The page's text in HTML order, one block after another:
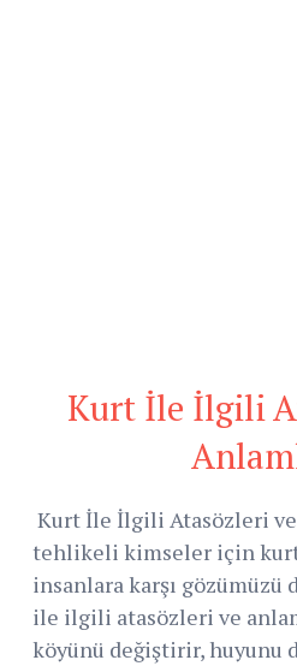
Kurt İle İlgili
Kurt İle İlgili Atasözleri
tehlikeli kimseler için
insanlara karşı gözümüzü
ile ilgili atasözleri ve
köyünü değiştirir, huyunu